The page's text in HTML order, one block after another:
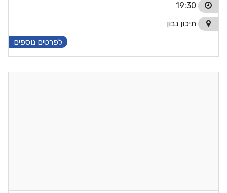
תיכון נבון
לפרטים נוספים